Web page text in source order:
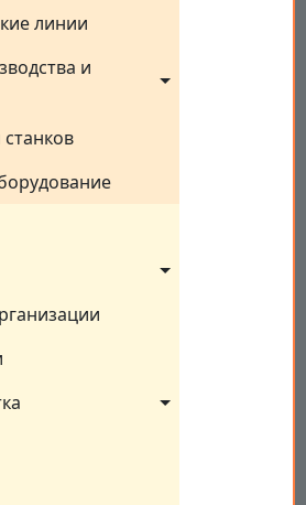
линии
и